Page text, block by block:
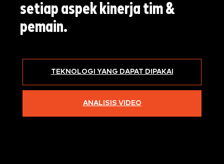
setiap aspek kinerja tim &
pemain.
TEKNOLOGI YANG DAPAT DIPAKAI
ANALISIS VIDEO